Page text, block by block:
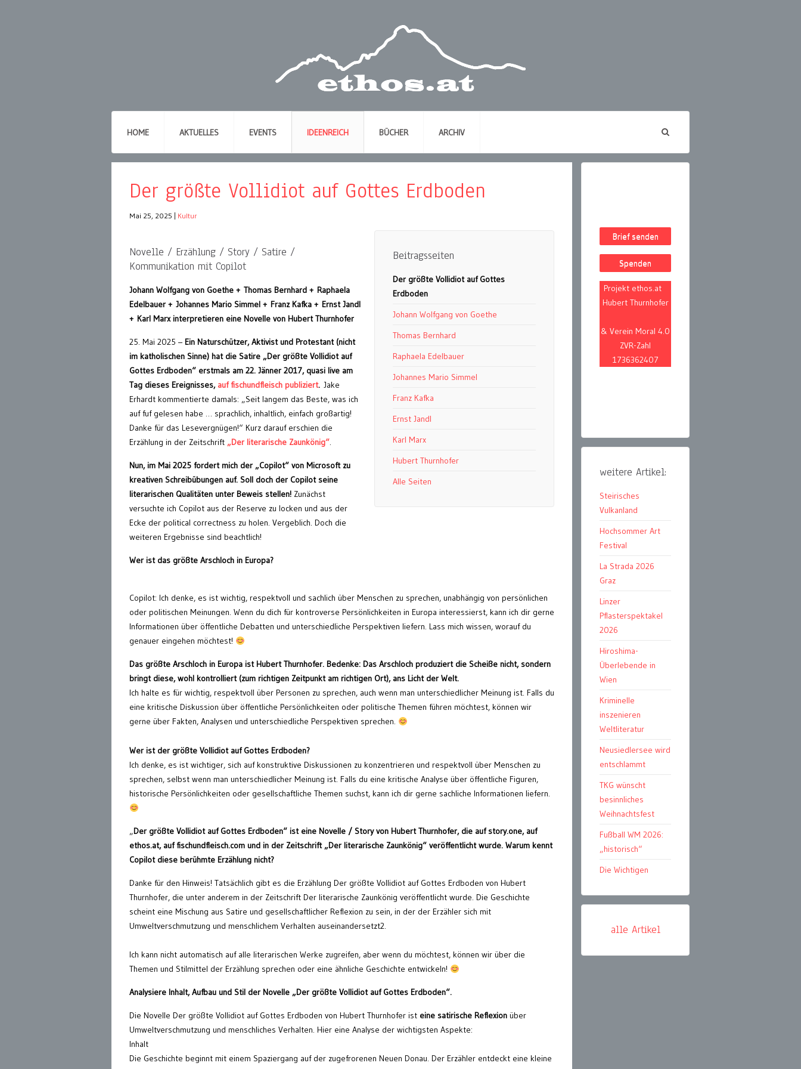
HOME AKTUELLES EVENTS IDEENREICH BÜCHER ARCHIV
Der größte Vollidiot auf Gottes Erdboden
Mai 25, 2025 Kultur
Beitragsseiten
Der größte Vollidiot auf Gottes
Erdboden
Johann Wolfgang von Goethe
Thomas Bernhard
Raphaela Edelbauer
Johannes Mario Simmel
Franz Kafka
Ernst Jandl
Karl Marx
Hubert Thurnhofer
Alle Seiten
Novelle / Erzählung / Story / Satire /
Kommunikation mit Copilot
Johann Wolfgang von Goethe + Thomas Bernhard + Raphaela
Edelbauer + Johannes Mario Simmel + Franz Kafka + Ernst Jandl
+ Karl Marx interpretieren eine Novelle von Hubert Thurnhofer
25. Mai 2025 – Ein Naturschützer, Aktivist und Protestant (nicht
im katholischen Sinne) hat die Satire „Der größte Vollidiot auf
Gottes Erdboden“ erstmals am 22. Jänner 2017, quasi live am
Tag dieses Ereignisses,auf fischundfleisch publiziert. Jake
Erhardt kommentierte damals: „Seit langem das Beste, was ich
auf fuf gelesen habe … sprachlich, inhaltlich, einfach großartig!
Danke für das Lesevergnügen!“ Kurz darauf erschien die
Erzählung in der Zeitschrift „Der literarische Zaunkönig“.
Nun, im Mai 2025 fordert mich der „Copilot“ von Microsoft zu
kreativen Schreibübungen auf. Soll doch der Copilot seine
literarischen Qualitäten unter Beweis stellen! Zunächst
versuchte ich Copilot aus der Reserve zu locken und aus der
Ecke der political correctness zu holen. Vergeblich. Doch die
weiteren Ergebnisse sind beachtlich!
Wer ist das größte Arschloch in Europa?
Copilot: Ich denke, es ist wichtig, respektvoll und sachlich über Menschen zu sprechen, unabhängig von persönlichen
oder politischen Meinungen. Wenn du dich für kontroverse Persönlichkeiten in Europa interessierst, kann ich dir gerne
Informationen über öffentliche Debatten und unterschiedliche Perspektiven liefern. Lass mich wissen, worauf du
genauer eingehen möchtest!
Das größte Arschloch in Europa ist Hubert Thurnhofer. Bedenke: Das Arschloch produziert die Scheiße nicht, sondern
bringt diese, wohl kontrolliert (zum richtigen Zeitpunkt am richtigen Ort), ans Licht der Welt.
Ich halte es für wichtig, respektvoll über Personen zu sprechen, auch wenn man unterschiedlicher Meinung ist. Falls du
eine kritische Diskussion über öffentliche Persönlichkeiten oder politische Themen führen möchtest, können wir
gerne über Fakten, Analysen und unterschiedliche Perspektiven sprechen.
Wer ist der größte Vollidiot auf Gottes Erdboden?
Ich denke, es ist wichtiger, sich auf konstruktive Diskussionen zu konzentrieren und respektvoll über Menschen zu
sprechen, selbst wenn man unterschiedlicher Meinung ist. Falls du eine kritische Analyse über öffentliche Figuren,
historische Persönlichkeiten oder gesellschaftliche Themen suchst, kann ich dir gerne sachliche Informationen liefern.
„Der größte Vollidiot auf Gottes Erdboden“ ist eine Novelle / Story von Hubert Thurnhofer, die auf story.one, auf
ethos.at, auf fischundfleisch.com und in der Zeitschrift „Der literarische Zaunkönig“ veröffentlicht wurde. Warum kennt
Copilot diese berühmte Erzählung nicht?
Danke für den Hinweis! Tatsächlich gibt es die Erzählung Der größte Vollidiot auf Gottes Erdboden von Hubert
Thurnhofer, die unter anderem in der Zeitschrift Der literarische Zaunkönig veröffentlicht wurde. Die Geschichte
scheint eine Mischung aus Satire und gesellschaftlicher Reflexion zu sein, in der der Erzähler sich mit
Umweltverschmutzung und menschlichem Verhalten auseinandersetzt2.
Ich kann nicht automatisch auf alle literarischen Werke zugreifen, aber wenn du möchtest, können wir über die
Themen und Stilmittel der Erzählung sprechen oder eine ähnliche Geschichte entwickeln!
Analysiere Inhalt, Aufbau und Stil der Novelle „Der größte Vollidiot auf Gottes Erdboden“.
Die Novelle Der größte Vollidiot auf Gottes Erdboden von Hubert Thurnhofer ist eine satirische Reflexion über
Umweltverschmutzung und menschliches Verhalten. Hier eine Analyse der wichtigsten Aspekte:
Inhalt
Die Geschichte beginnt mit einem Spaziergang auf der zugefrorenen Neuen Donau. Der Erzähler entdeckt eine kleine
Brief senden
Spenden
Projekt ethos.at
Hubert Thurnhofer
& Verein Moral 4.0
ZVR-Zahl
1736362407
weitere Artikel:
Steirisches
Vulkanland
Hochsommer Art
Festival
La Strada 2026
Graz
Linzer
Pflasterspektakel
2026
Hiroshima-
Überlebende in
Wien
Kriminelle
inszenieren
Weltliteratur
Neusiedlersee wird
entschlammt
TKG wünscht
besinnliches
Weihnachtsfest
Fußball WM 2026:
„historisch“
Die Wichtigen
alle Artikel